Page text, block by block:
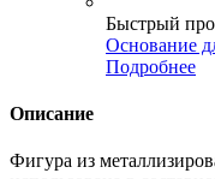
Быстрый
Основание
Подробнее
Описание
Фигура из